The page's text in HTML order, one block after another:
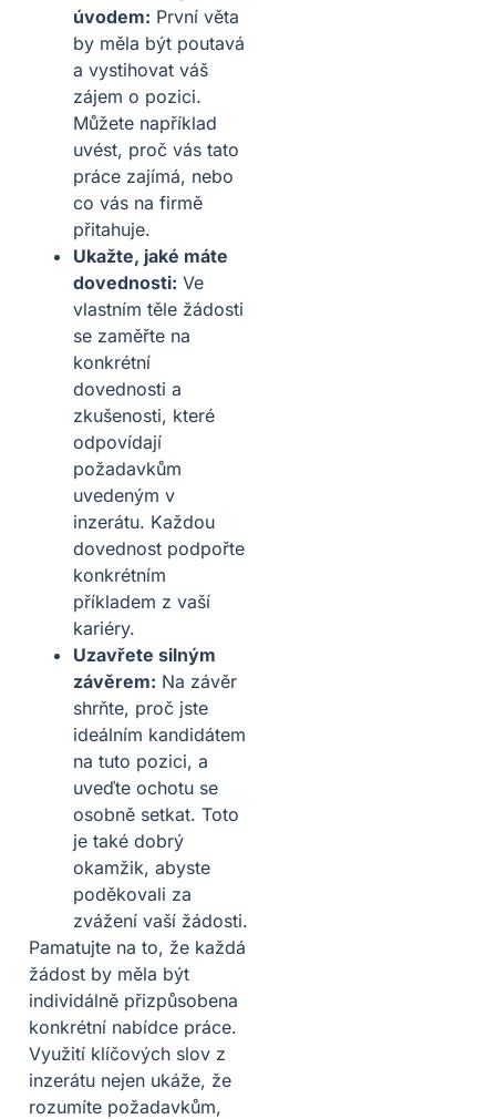
úvodem: První věta
by měla být poutavá
a vystihovat váš
zájem o pozici.
Můžete například
uvést, proč vás tato
práce zajímá, nebo
co vás na firmě
přitahuje.
Ukažte, jaké máte
dovednosti: Ve
vlastním těle žádosti
se zaměřte na
konkrétní
dovednosti a
zkušenosti, které
odpovídají
požadavkům
uvedeným v
inzerátu. Každou
dovednost podpořte
konkrétním
příkladem z vaší
kariéry.
Uzavřete silným
závěrem: Na závěr
shrňte, proč jste
ideálním kandidátem
na tuto pozici, a
uveďte ochotu se
osobně setkat. Toto
je také dobrý
okamžik, abyste
poděkovali za
zvážení vaší žádosti.
Pamatujte na to, že každá
žádost by měla být
individálně přizpůsobena
konkrétní nabídce práce.
Využití klíčových slov z
inzerátu nejen ukáže, že
rozumíte požadavkům,